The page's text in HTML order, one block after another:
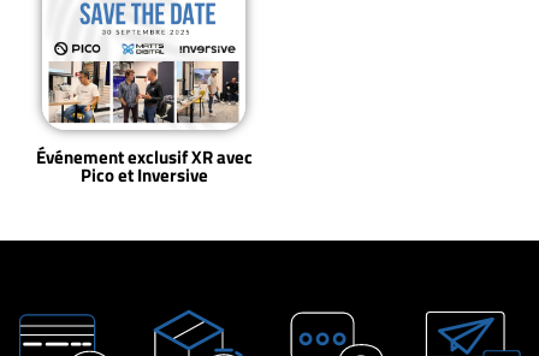
Événement exclusif XR avec
Pico et Inversive